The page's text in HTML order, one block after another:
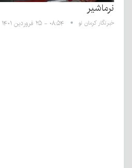
نرماشیر
خبرنگار کرمان نو ۰۸:۵۴ - ۲۵ فروردین ۱۴۰۱